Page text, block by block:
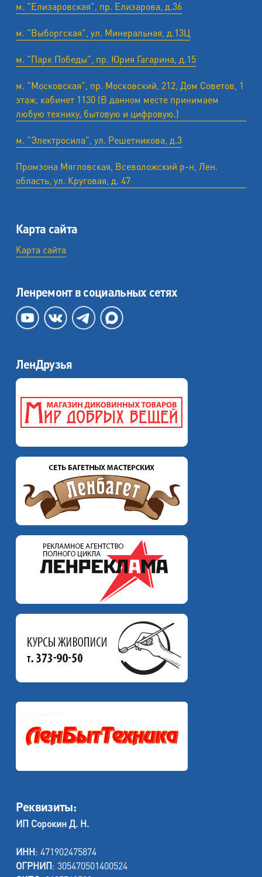
м. "Елизаровская", пр. Елизарова, д.36
м. "Выборгская", ул. Минеральная, д.13Ц
м. "Парк Победы", пр. Юрия Гагарина, д.15
м. "Московская", пр. Московский, 212, Дом Советов, 1
этаж, кабинет 1130 (В данном месте принимаем
любую технику, бытовую и цифровую.)
м. "Электросила", ул. Решетникова, д.3
Промзона Мягловская, Всеволожский р-н, Лен.
область, ул. ​Круговая, д. 47
Карта сайта
Карта сайта
Ленремонт в социальных сетях
ЛенДрузья
Реквизиты:
ИП Сорокин Д. Н.
ИНН: 471902475874
ОГРНИП: 305470501400524